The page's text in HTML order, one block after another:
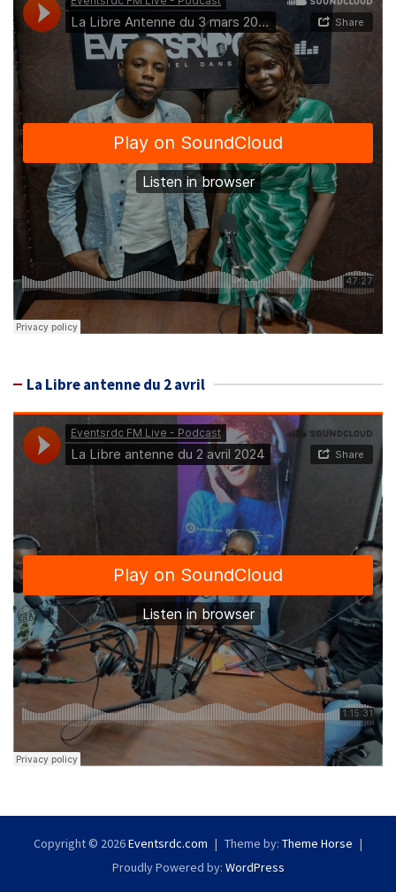
La Libre antenne du 2 avril
Copyright © 2026Eventsrdc.com Theme by: Theme Horse
Proudly Powered by: WordPress